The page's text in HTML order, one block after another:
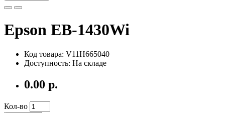
Epson EB-1430Wi
Код товара: V11H665040
Доступность: На складе
0.00 р.
Кол-во